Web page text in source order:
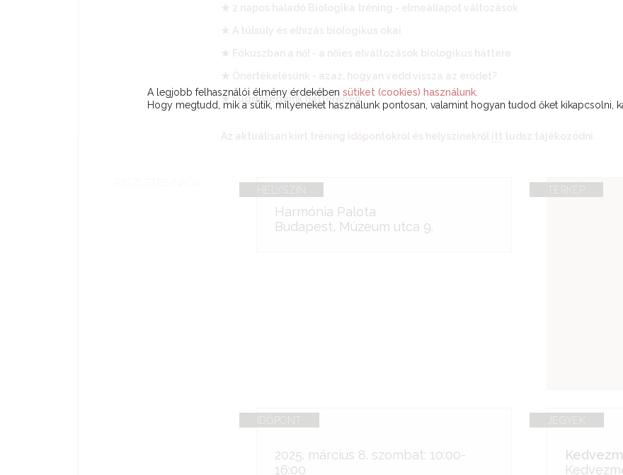
★ 2 napos haladó Biologika tréning - elmeállapot változások
★ A túlsúly és elhízás biologikus okai
★ Fókuszban a nő! - a nőies elváltozások biologikus háttere
★ Önértékelésünk - azaz, hogyan vedd vissza az erődet?
★ Függőségeink hátterében
Az aktuálisan kiírt tréning időpontokról és helyszínekről itt tudsz tájékozódni.
HELYSZÍN
Harmónia Palota
Budapest, Múzeum utca 9.
2025. március 8. szombat: 10:00-
16:00
JEGYEK
A legjobb felhasználói élmény érdekébensütiket (cookies) használunk.
Hogy megtudd, mik a sütik, milyeneket használunk pontosan, valamint hogyan tudod őket kikapcsolni,